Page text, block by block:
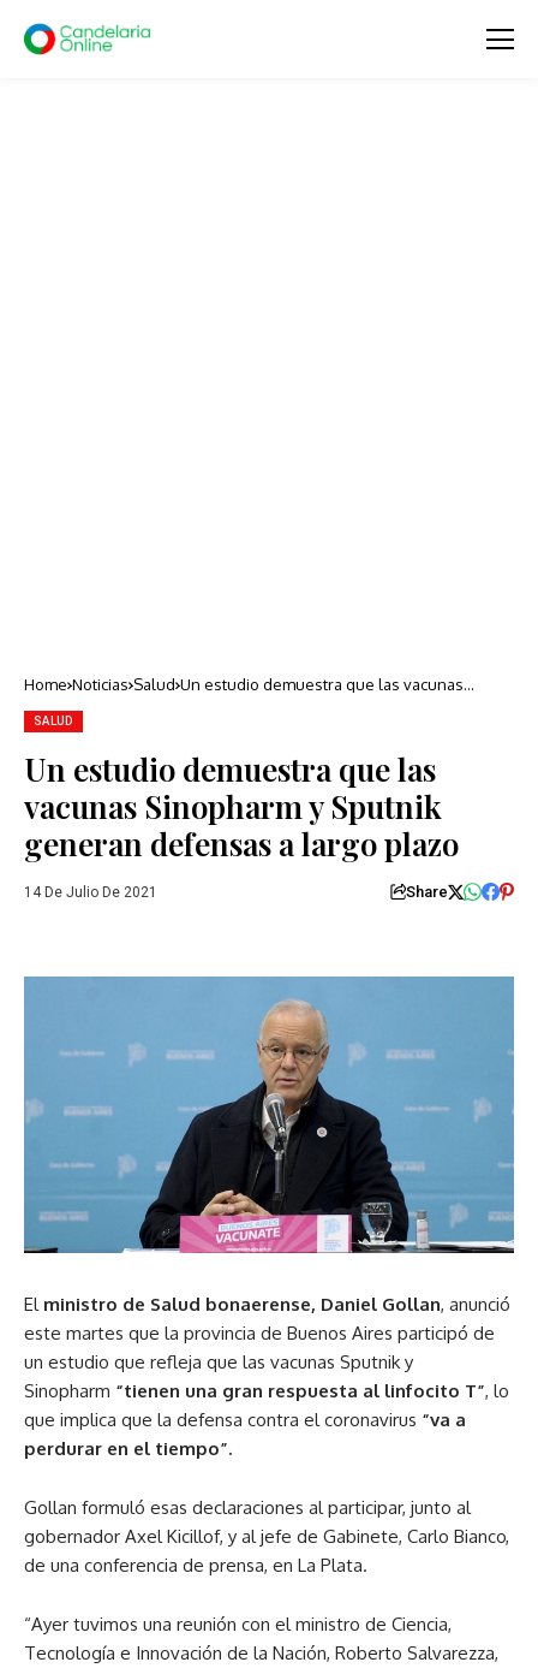
Home Noticias Salud Un estudio demuestra que las vacunas
SALUD
Un estudio demuestra que las
vacunas Sinopharm y Sputnik
generan defensas a largo plazo
14 De Julio De 2021 Share
El ministro de Salud bonaerense, Daniel Gollan, anunció
este martes que la provincia de Buenos Aires participó de
un estudio que refleja que las vacunas Sputnik y
Sinopharm “tienen una gran respuesta al linfocito T”, lo
que implica que la defensa contra el coronavirus “va a
perdurar en el tiempo”.
Gollan formuló esas declaraciones al participar, junto al
gobernador Axel Kicillof, y al jefe de Gabinete, Carlo Bianco,
de una conferencia de prensa, en La Plata.
“Ayer tuvimos una reunión con el ministro de Ciencia,
Tecnología e Innovación de la Nación, Roberto Salvarezza,